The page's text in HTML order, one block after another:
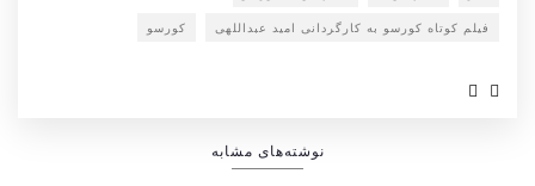
فیلم کوتاه کورسو به کارگردانی امید عبداللهی کورسو
نوشته‌های مشابه